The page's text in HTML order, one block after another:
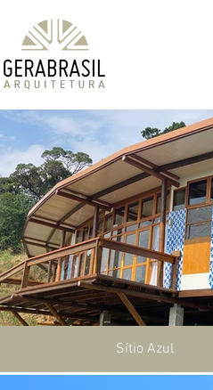
Sítio Azul